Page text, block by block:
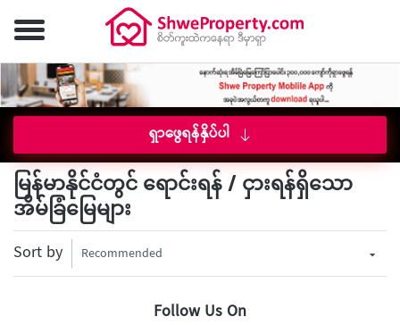
ရှာဖွေရန်နှိပ်ပါ
မြန်မာနိုင်ငံတွင် ရောင်းရန် / ငှားရန်ရှိသော
အိမ်ခြံမြေများ
Sort by Recommended
Follow Us On